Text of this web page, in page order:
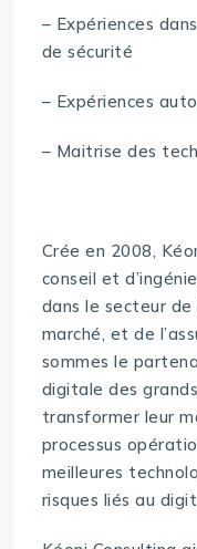
– Expériences
de sécurité
– Expériences
– Maitrise des
Crée en 2008,
conseil et
dans le secteur
marché, et de
sommes le
digitale des
transformer leur
processus
meilleures
risques liés au